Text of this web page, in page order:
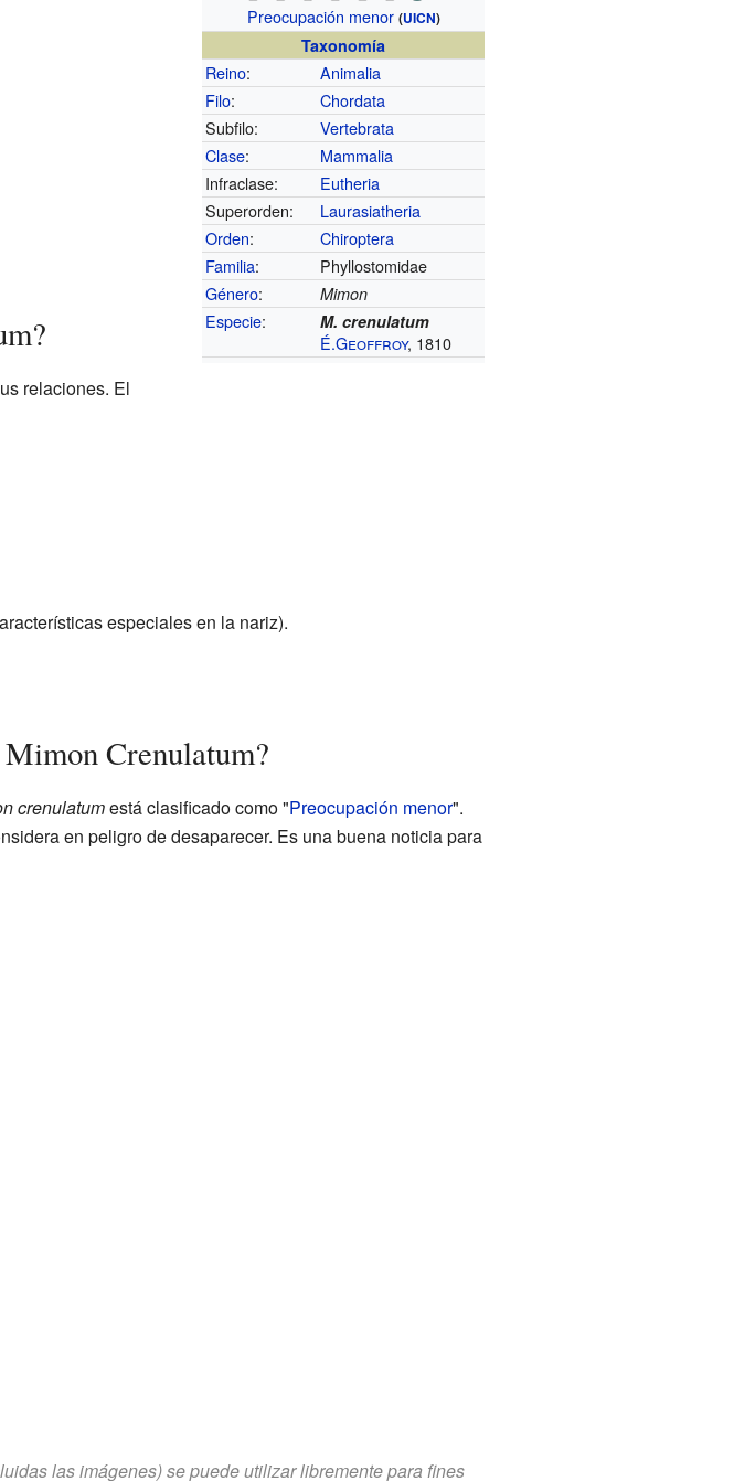
Preocupación menor (UICN)
Taxonomía
Reino:
Animalia
Filo:
Chordata
Subfilo:
Vertebrata
Clase:
Mammalia
Infraclase:
Eutheria
Superorden:
Laurasiatheria
Orden:
Chiroptera
Familia:
Phyllostomidae
Género: Mimon
Especie: M. crenulatum
É.Geoffroy, 1810
relaciones. El
especiales en la nariz).
Crenulatum?
crenulatumestá clasificado como "Preocupación menor".
en peligro de desaparecer. Es una buena noticia para
las imágenes) se puede utilizar libremente para fines